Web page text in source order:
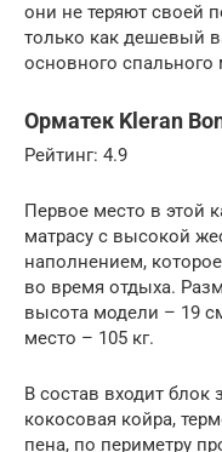
они не теряют своей
только как дешевый
основного спального
Орматек Kleran
Рейтинг: 4.9
Первое место в этой
матрасу с высокой
наполнением,
во время отдыха.
высота модели – 19
место – 105 кг.
В состав входит
кокосовая койра,
пена, по периметру